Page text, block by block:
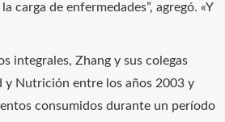
carga de enfermedades”, agregó. «Y
integrales, Zhang y sus colegas
y Nutrición entre los años 2003 y
consumidos durante un período